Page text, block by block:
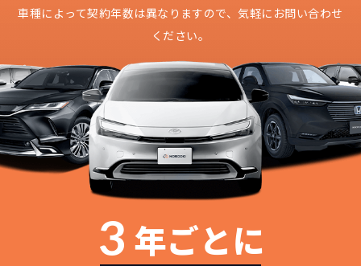
車種によって契約年数は異なりますので、気軽にお問い合わせ
ください。
3 年ごとに